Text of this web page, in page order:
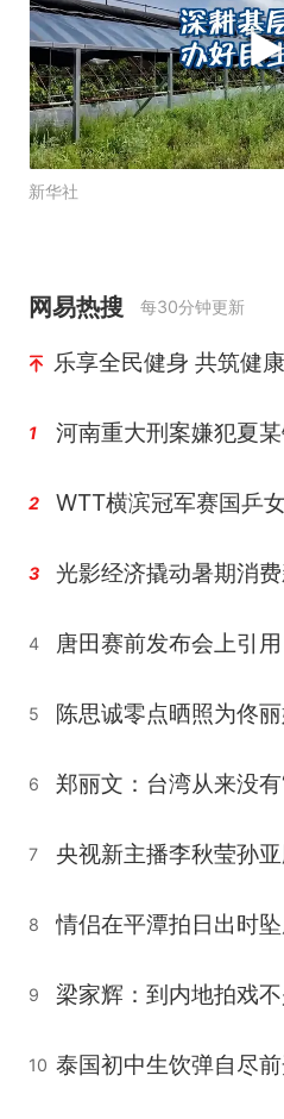
新华社
网易热搜 每30分钟更新
乐享全民健身 共筑健
1 河南重大刑案嫌犯夏
2
3 光影经济撬动暑期消
4
5 陈思诚零点晒照为佟
6 郑丽文：台湾从来没有
7 央视新主播李秋莹孙
8
9
10 泰国初中生饮弹自尽